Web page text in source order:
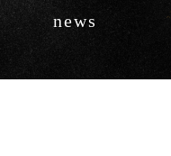
news